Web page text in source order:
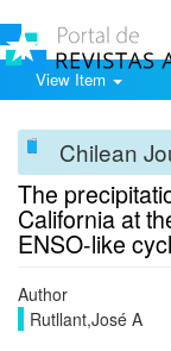
View Item
Chilean
The
California at
ENSO-like
Author
Rutllant,José A